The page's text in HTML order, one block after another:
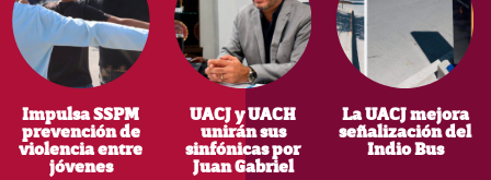
Impulsa SSPM
prevención de
violencia entre
jóvenes
UACJ y UACH
unirán sus
sinfónicas por
Juan Gabriel
La UACJ mejora
señalización del
Indio Bus